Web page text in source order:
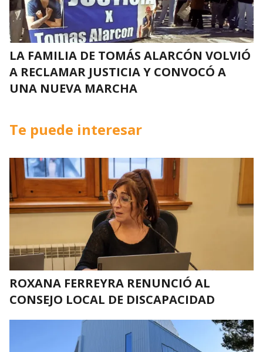
LA FAMILIA DE TOMÁS ALARCÓN VOLVIÓ
A RECLAMAR JUSTICIA Y CONVOCÓ A
UNA NUEVA MARCHA
Te puede interesar
ROXANA FERREYRA RENUNCIÓ AL
CONSEJO LOCAL DE DISCAPACIDAD